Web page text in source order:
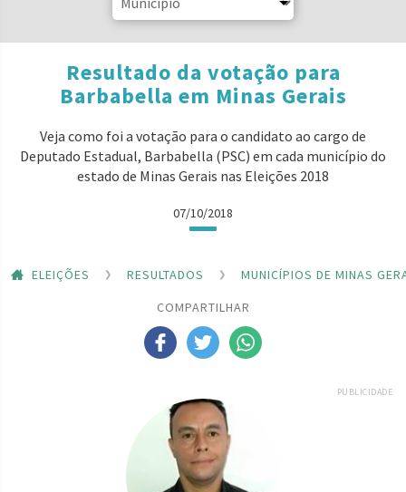
Resultado da votação para
Barbabella em Minas Gerais
Veja como foi a votação para o candidato ao cargo de
Deputado Estadual, Barbabella (PSC) em cada município do
estado de Minas Gerais nas Eleições 2018
07/10/2018
ELEIÇÕES RESULTADOS
MUNICÍPIOS DE MINAS
COMPARTILHAR
PUBLICIDADE